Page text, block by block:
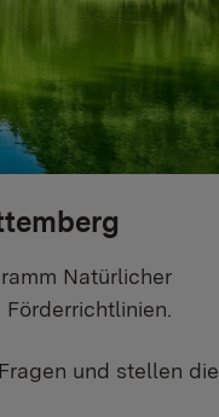
Natürlicher
und stellen die